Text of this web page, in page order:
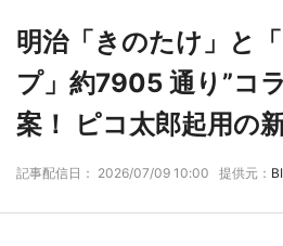
地域×二次元 絶景 あの時
ラプラス・ダーク
公式プロモ動画で「
『薬屋のひとりごと
明治「きのたけ」と
プ」約7905 通り”コ
案！ ピコ太郎起用の
記事配信日： 2026/07/09 10:00 提供元：